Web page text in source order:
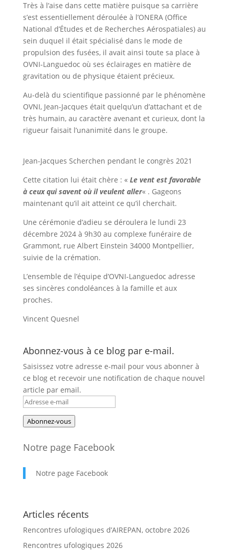
Très à l’aise dans cette matière puisque sa carrière
s’est essentiellement déroulée à l’ONERA (Office
National d’Études et de Recherches Aérospatiales) au
sein duquel il était spécialisé dans le mode de
propulsion des fusées, il avait ainsi toute sa place à
OVNI-Languedoc où ses éclairages en matière de
gravitation ou de physique étaient précieux.
Au-delà du scientifique passionné par le phénomène
OVNI, Jean-Jacques était quelqu’un d’attachant et de
très humain, au caractère avenant et curieux, dont la
rigueur faisait l’unanimité dans le groupe.
Jean-Jacques Scherchen pendant le congrès 2021
Cette citation lui était chère : « Le vent est favorable
à ceux qui savent où il veulent aller« . Gageons
maintenant qu’il ait atteint ce qu’il cherchait.
Une cérémonie d’adieu se déroulera le lundi 23
décembre 2024 à 9h30 au complexe funéraire de
Grammont, rue Albert Einstein 34000 Montpellier,
suivie de la crémation.
L’ensemble de l’équipe d’OVNI-Languedoc adresse
ses sincères condoléances à la famille et aux
proches.
Vincent Quesnel
Abonnez-vous à ce blog par e-mail.
Saisissez votre adresse e-mail pour vous abonner à
ce blog et recevoir une notification de chaque nouvel
article par email.
Adresse
e-
mail
Abonnez-vous
Notre page Facebook
Notre page Facebook
Articles récents
Rencontres ufologiques d’AIREPAN, octobre 2026
Rencontres ufologiques 2026